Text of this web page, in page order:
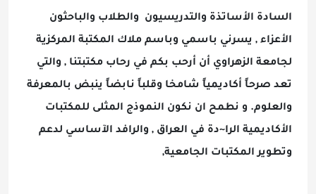
السادة الأساتذة والتدريسيون والطلاب والباحثون
الأعزاء , يسرني باسمي وباسم ملاك المكتبة المركزية
لجامعة الزهراوي أن أرحب بكم في رحاب مكتبتنا , والتي
تعد صرحاً أكاديمياً شامخا وقلباً نابضاً ينبض بالمعرفة
والعلوم. و نطمح ان نكون النموذج المثلى للمكتبات
الأكاديمية الرا~دة في العراق , والرافد الآساسي لدعم
وتطوير المكتبات الجامعية,